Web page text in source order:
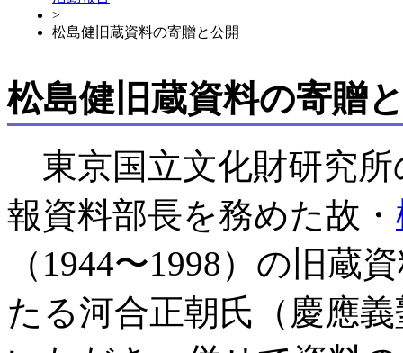
>
松島健旧蔵資料の寄贈と公開
松島健旧蔵資料の寄贈
東京国立文化財研究所
報資料部長を務めた故・
（1944〜1998）の旧蔵
たる河合正朝氏（慶應